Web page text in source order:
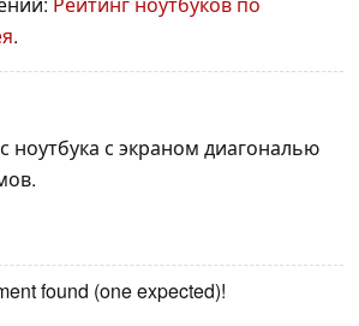
.
ноутбука с экраном диагональю
found (one expected)!